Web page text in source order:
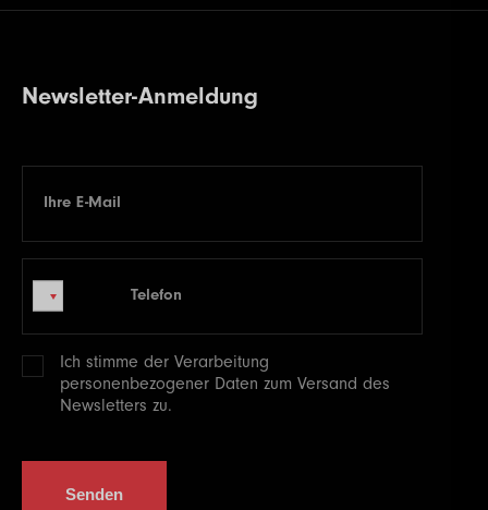
Newsletter-Anmeldung
Ihre E-Mail
Telefon
Ich stimme der Verarbeitung
personenbezogener Daten zum Versand des
Newsletters zu.
Senden